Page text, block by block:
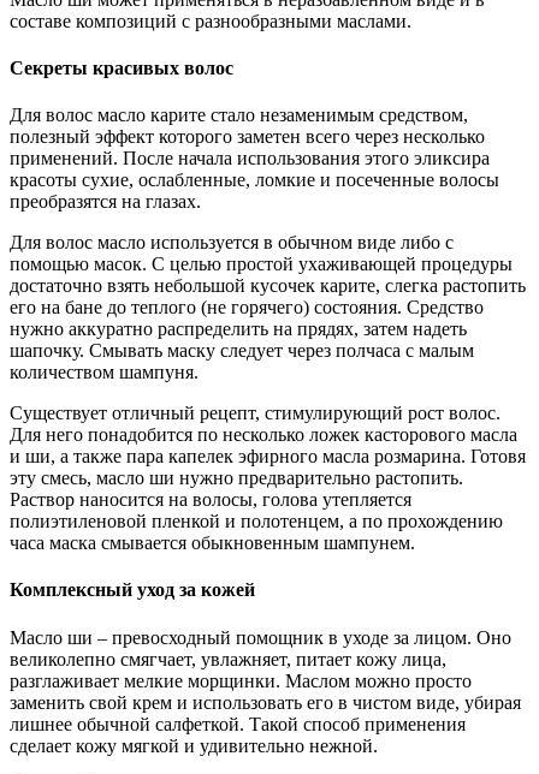
составе композиций с разнообразными маслами.
Секреты красивых волос
Для волос масло карите стало незаменимым средством,
полезный эффект которого заметен всего через несколько
применений. После начала использования этого эликсира
красоты сухие, ослабленные, ломкие и посеченные волосы
преобразятся на глазах.
Для волос масло используется в обычном виде либо с
помощью масок. С целью простой ухаживающей процедуры
достаточно взять небольшой кусочек карите, слегка растопить
его на бане до теплого (не горячего) состояния. Средство
нужно аккуратно распределить на прядях, затем надеть
шапочку. Смывать маску следует через полчаса с малым
количеством шампуня.
Существует отличный рецепт, стимулирующий рост волос.
Для него понадобится по несколько ложек касторового масла
и ши, а также пара капелек эфирного масла розмарина. Готовя
эту смесь, масло ши нужно предварительно растопить.
Раствор наносится на волосы, голова утепляется
полиэтиленовой пленкой и полотенцем, а по прохождению
часа маска смывается обыкновенным шампунем.
Комплексный уход за кожей
Масло ши – превосходный помощник в уходе за лицом. Оно
великолепно смягчает, увлажняет, питает кожу лица,
разглаживает мелкие морщинки. Маслом можно просто
заменить свой крем и использовать его в чистом виде, убирая
лишнее обычной салфеткой. Такой способ применения
сделает кожу мягкой и удивительно нежной.